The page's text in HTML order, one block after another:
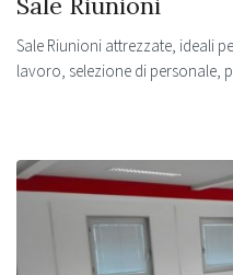
Sale Riunioni attrezzate, ideali
lavoro, selezione di personale,